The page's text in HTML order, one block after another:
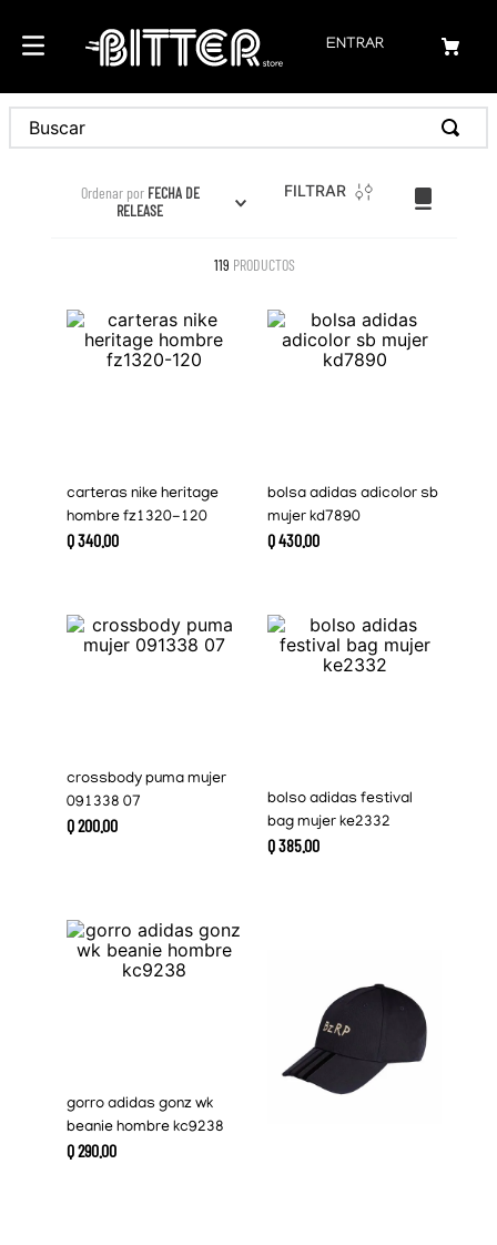
ENTRAR
Ordenar por FECHA DE
RELEASE
FILTRAR
119 PRODUCTOS
carteras nike heritage
hombre fz1320-120
Q340.00
bolsa adidas adicolor sb
mujer kd7890
Q430.00
crossbody puma mujer
091338 07
Q200.00
bolso adidas festival
bag mujer ke2332
Q385.00
gorro adidas gonz wk
beanie hombre kc9238
Q290.00